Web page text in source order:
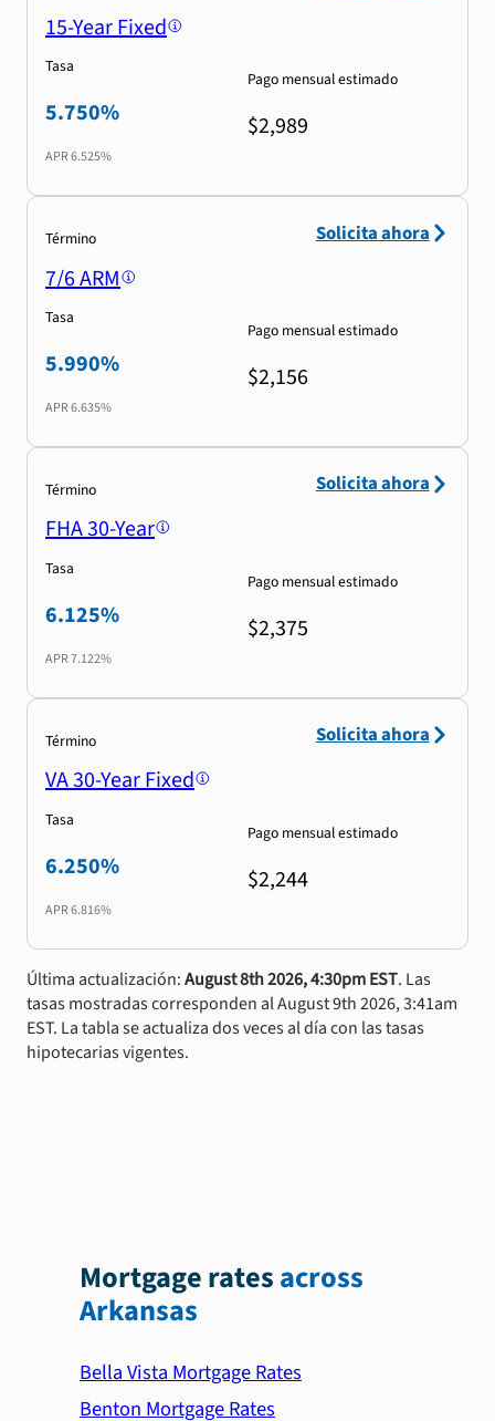
15-Year Fixed
Tasa
5.750%
APR6.525%
Pago mensual estimado
$2,989
Término
7/6 ARM
Tasa
5.990%
APR6.635%
Pago mensual estimado
$2,156
Solicita ahora
Término
FHA 30-Year
Tasa
6.125%
APR7.122%
Pago mensual estimado
$2,375
Solicita ahora
Término
VA 30-Year Fixed
Tasa
6.250%
APR6.816%
Pago mensual estimado
$2,244
Solicita ahora
Última actualización:August 8th 2026, 4:30pm EST. Las
tasas mostradas corresponden al August 9th 2026, 3:41am
EST. La tabla se actualiza dos veces al día con las tasas
hipotecarias vigentes.
Mortgage ratesacross
Arkansas
Bella Vista Mortgage Rates
Benton Mortgage Rates